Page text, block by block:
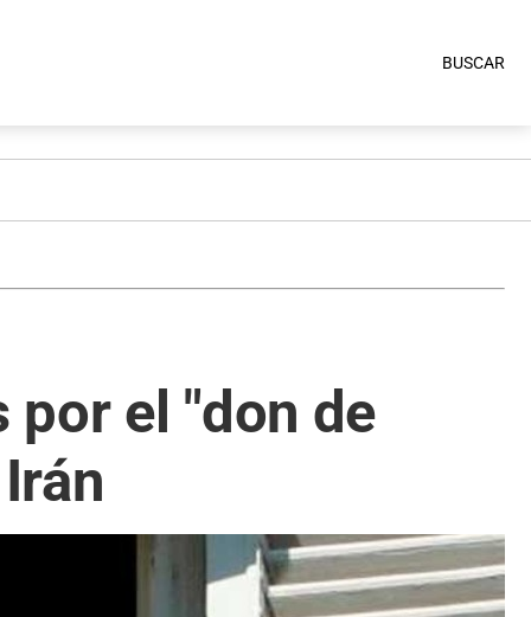
BUSCAR
por el "don de